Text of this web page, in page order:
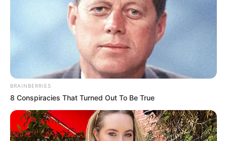
BRAINBERRIES
8 Conspiracies That Turned Out To Be True